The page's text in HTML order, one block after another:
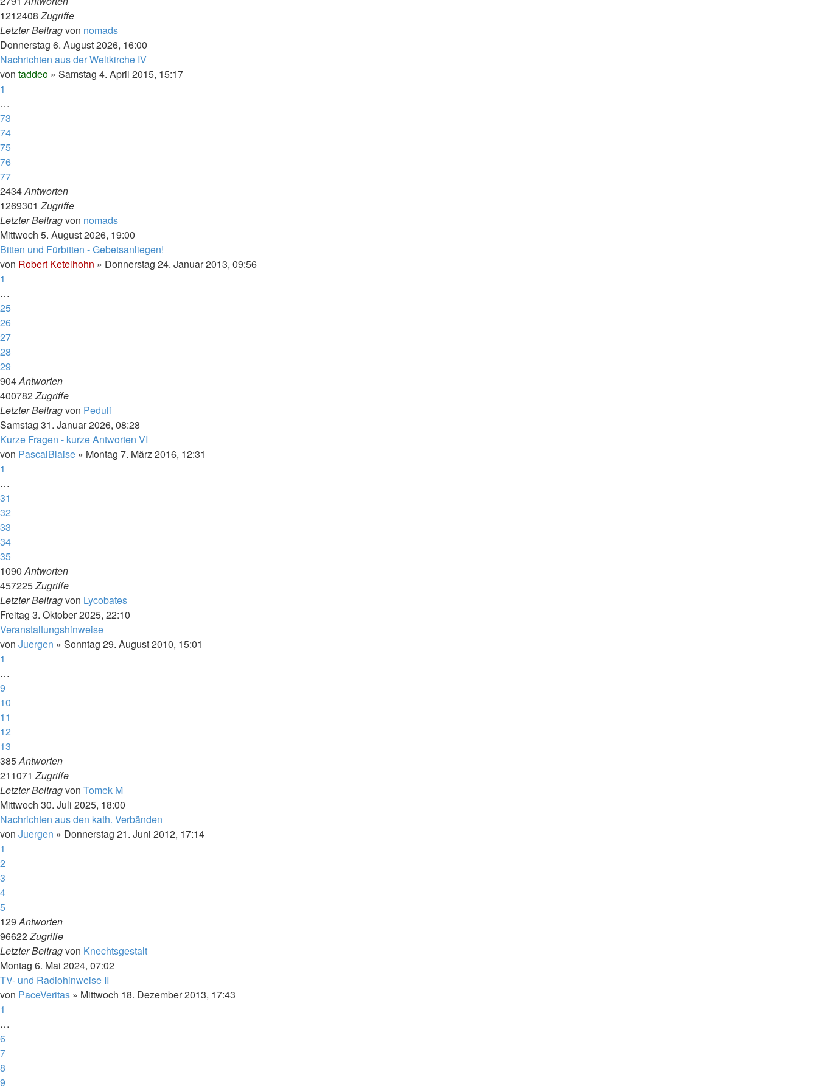
1212408Zugriffe
Letzter Beitragvon nomads
Donnerstag 6. August 2026, 16:00
Nachrichten aus der Weltkirche IV
von taddeo » Samstag 4. April 2015, 15:17
1
…
73
74
75
76
77
2434Antworten
1269301Zugriffe
Letzter Beitragvon nomads
Mittwoch 5. August 2026, 19:00
Bitten und Fürbitten - Gebetsanliegen!
von Robert Ketelhohn » Donnerstag 24. Januar 2013, 09:56
1
…
25
26
27
28
29
904Antworten
400782Zugriffe
Letzter Beitragvon Peduli
Samstag 31. Januar 2026, 08:28
Kurze Fragen - kurze Antworten VI
von PascalBlaise » Montag 7. März 2016, 12:31
1
…
31
32
33
34
35
1090Antworten
457225Zugriffe
Letzter Beitragvon Lycobates
Freitag 3. Oktober 2025, 22:10
Veranstaltungshinweise
von Juergen » Sonntag 29. August 2010, 15:01
1
…
9
10
11
12
13
385Antworten
211071Zugriffe
Letzter Beitragvon Tomek M
Mittwoch 30. Juli 2025, 18:00
Nachrichten aus den kath. Verbänden
von Juergen » Donnerstag 21. Juni 2012, 17:14
1
2
3
4
5
129Antworten
96622Zugriffe
Letzter Beitragvon Knechtsgestalt
Montag 6. Mai 2024, 07:02
TV- und Radiohinweise II
von PaceVeritas » Mittwoch 18. Dezember 2013, 17:43
1
…
6
7
8
9